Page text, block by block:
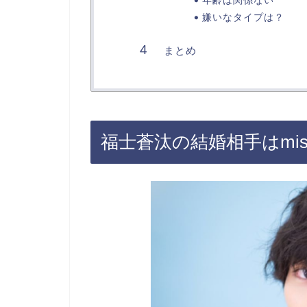
嫌いなタイプは？
まとめ
福士蒼汰の結婚相手は